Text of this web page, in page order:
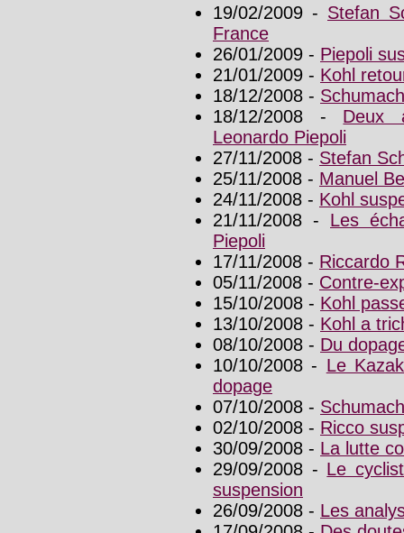
19/02/2009 - Stefan
France
26/01/2009 - Piepoli
21/01/2009 - Kohl
18/12/2008 -
18/12/2008 - Deux
Leonardo Piepoli
27/11/2008 - Stefan
25/11/2008 - Manuel
24/11/2008 - Kohl
21/11/2008 - Les
Piepoli
17/11/2008 - Riccardo
05/11/2008 - Contre-
15/10/2008 - Kohl
13/10/2008 - Kohl a
08/10/2008 - Du
10/10/2008 - Le
dopage
07/10/2008 -
02/10/2008 - Ricco
30/09/2008 - La lutte
29/09/2008 - Le
suspension
26/09/2008 - Les